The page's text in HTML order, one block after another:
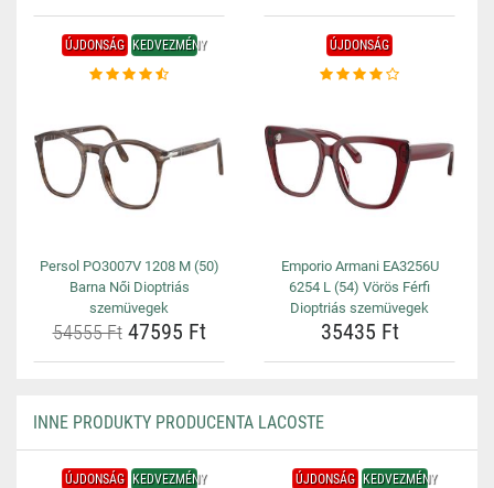
ÚJDONSÁG KEDVEZMÉNY
Persol PO3007V 1208 M (50)
Barna Női Dioptriás
szemüvegek
54555 Ft47595 Ft
ÚJDONSÁG
Emporio Armani EA3256U
6254 L (54) Vörös Férfi
Dioptriás szemüvegek
35435 Ft
INNE PRODUKTY PRODUCENTA LACOSTE
ÚJDONSÁG KEDVEZMÉNY ÚJDONSÁG KEDVEZMÉNY